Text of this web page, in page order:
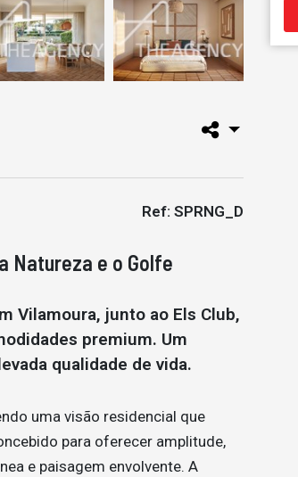
Ref: SPRNG_D
Natureza e o Golfe
Vilamoura, junto ao Els Club,
premium. Um
qualidade de vida.
uma visão residencial que
para oferecer amplitude,
e paisagem envolvente. A